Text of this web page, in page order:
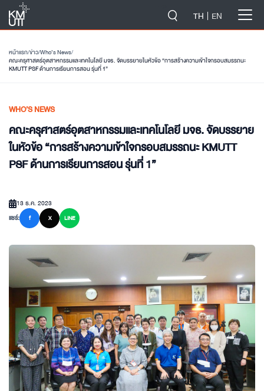
TH EN
หน้าแรก/ข่าว/Who’s News/
คณะครุศาสตร์อุตสาหกรรมและเทคโนโลยี มจธ. จัดบรรยายในหัวข้อ “การสร้างความเข้าใจกรอบสมรรถนะ
KMUTT PSF ด้านการเรียนการสอน รุ่นที่ 1”
WHO’S NEWS
คณะครุศาสตร์อุตสาหกรรมและเทคโนโลยี มจธ. จัดบรรยาย
ในหัวข้อ “การสร้างความเข้าใจกรอบสมรรถนะ KMUTT
PSF ด้านการเรียนการสอน รุ่นที่ 1”
13 ธ.ค. 2023
แชร์:
f X LINE